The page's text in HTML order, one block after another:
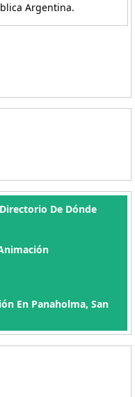
Argentina.
De Dónde
En Panaholma, San